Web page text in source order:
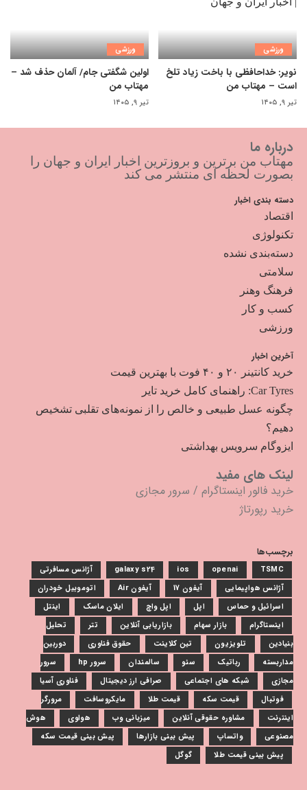
ورزشی
نویر: خداحافظی با باخت زیاد تلخ
است – مهتاب من
تیر ۹, ۱۴۰۵
ورزشی
اولین شگفتی جام/ آلمان حذف شد –
مهتاب من
تیر ۹, ۱۴۰۵
درباره ما
مهتاب من برترین و بروزترین اخبار ایران و جهان را
بصورت لحظه ای منتشر می کند
دسته بندی اخبار
اقتصاد
تکنولوژی
دسته‌بندی نشده
سلامتی
فرهنگ وهنر
کسب و کار
ورزشی
آخرین اخبار
خرید کانتینر ۲۰ و ۴۰ فوت با بهترین قیمت
Car Tyres: راهنمای کامل خرید تایر
چگونه عسل طبیعی و خالص را از نمونه‌های تقلبی تشخیص
دهیم؟
ایزوگام سرویس بهداشتی
لینک های مفید
خرید فالور اینستاگرام / سرور مجازی
خرید رپورتاژ
برچسب‌ها
galaxy s24 ios openai TSMC
آژانس مسافرتی
آژانس هواپیمایی
آیفون 17 آیفون Air
اتوموبیل خودران
اسرائیل و حماس
اپل اپل واچ ایلان ماسک
اینتل
اینستاگرام
بازار سهام بازاریابی آنلاین تتر
تحلیل
بنیادین
تلویزیون تین کلاینت حقوق فناوری
دوربین
مداربسته
رباتیک سئو سالمندان سرور hp
سرور
مجازی
شبکه های اجتماعی صرافی ارز دیجیتال
فناوری آسیا
فوتبال
قیمت سکه قیمت طلا مایکروسافت
مرورگر
اینترنت
مشاوره حقوقی آنلاین میزبانی وب هواوی
هوش
مصنوعی
واتساپ پیش بینی بازارها
پیش بینی قیمت سکه
پیش بینی قیمت طلا
گوگل